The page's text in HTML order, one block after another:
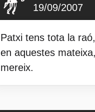
19/09/2007
Patxi tens tota la
en aquestes
mereix.